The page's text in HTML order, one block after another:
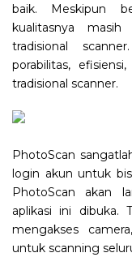
baik. Meskipun
kualitasnya
tradisional
porabilitas,
tradisional scanner.
PhotoScan
login akun untuk
PhotoScan akan
aplikasi ini dibuka.
mengakses
untuk scanning